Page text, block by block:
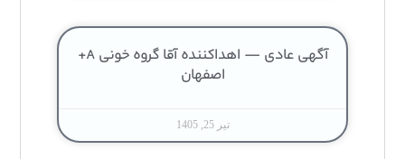
آگهی عادی — اهداکننده آقا گروه خونی A+
اصفهان
تیر 25, 1405